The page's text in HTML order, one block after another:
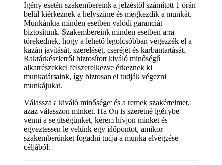
Igény esetén szakembereink a jelzéstől számított 1 órán
belül kiérkeznek a helyszínre és megkezdik a munkát.
Munkánkra minden esetben valódi garanciát
biztosítunk. Szakembereink minden esetben arra
törekednek, hogy a lehető legolcsóbban végezzék el a
kazán javítását, szerelését, cseréjét és karbantartását.
Raktárkészletről biztosított kiváló minőségű
alkatrészekkel felszerelkezve érkeznek ki
munkatársaink, így biztosan el tudják végezni
munkájukat.
Válassza a kiváló minőséget és a remek szakértelmet,
azaz válasszon minket. Ha Ön is szeretné igénybe
venni a segítségünket, kérem hívjon minket és
egyeztessen le velünk egy időpontot, amikor
szakemberünket fogadni tudja a munka elvégzése
céljából.